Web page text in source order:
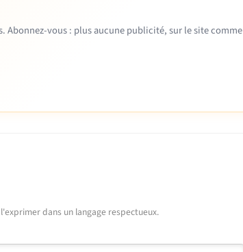
Abonnez-vous : plus aucune publicité, sur le site comme
dans un langage respectueux.